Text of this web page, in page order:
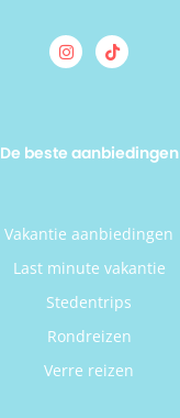
De beste aanbiedingen
Vakantie aanbiedingen
Last minute vakantie
Stedentrips
Rondreizen
Verre reizen